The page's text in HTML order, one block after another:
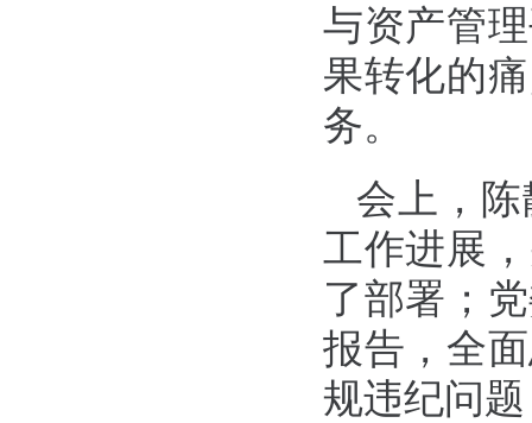
与资产管
果转化的
务。
会上，
工作进展
了部署；
报告，全
规违纪问